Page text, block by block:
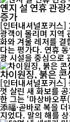
옌지 설 연휴 관
증가
[인터내셔널포커스]
광객이 몰리며 지역
화와 겨울 레저를
다는 평가다. 연휴 동안 옌지시는 조선족 민속 체험과 공연, 겨울 관
광 시설을 중심으로
차이원징, 붉은
[인터내셔널포커스]
껏 살린 새 화보를
한 그는 ‘마상바오
添福·곧바로 복을
지었다. 말의 해를